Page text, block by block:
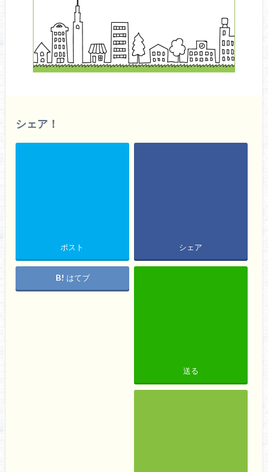
シェア！
ポスト シェア
はてブ
送る